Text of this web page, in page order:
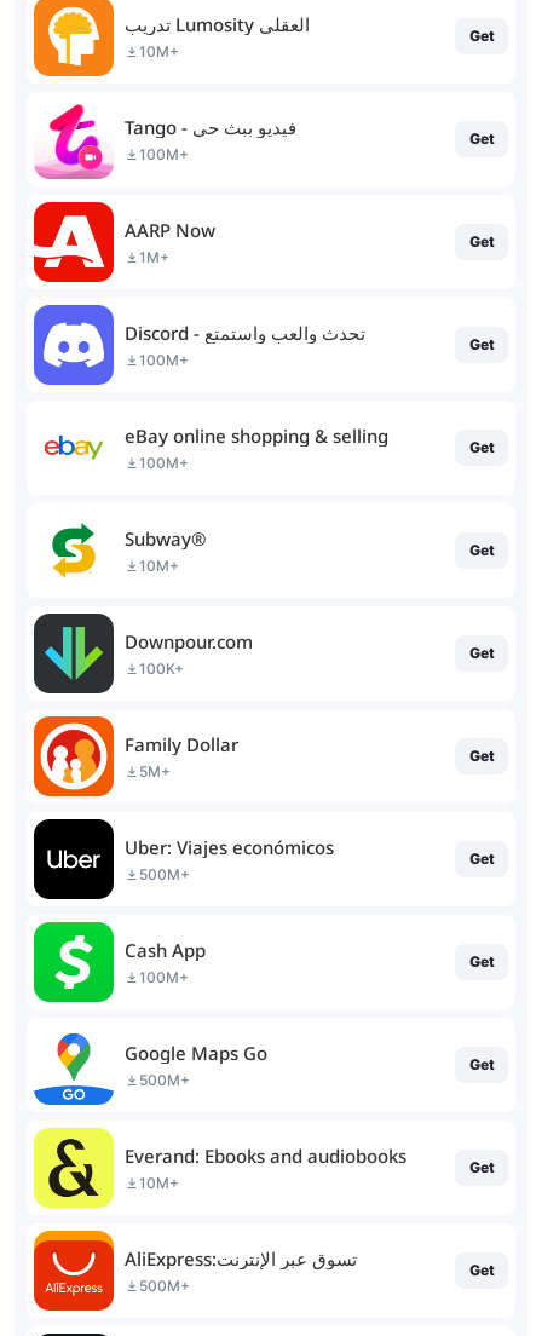
تدريب Lumosity العقلي
10M+
Get
Tango - فيديو ببث حي
100M+
Get
AARP Now
1M+
Get
Discord - تحدث والعب واستمتع
100M+
Get
eBay online shopping & selling
100M+
Get
Subway®
10M+
Get
Downpour.com
100K+
Get
Family Dollar
5M+
Get
Uber: Viajes económicos
500M+
Get
Cash App
100M+
Get
Google Maps Go
500M+
Get
Everand: Ebooks and audiobooks
10M+
Get
AliExpress:تسوق عبر الإنترنت
500M+
Get